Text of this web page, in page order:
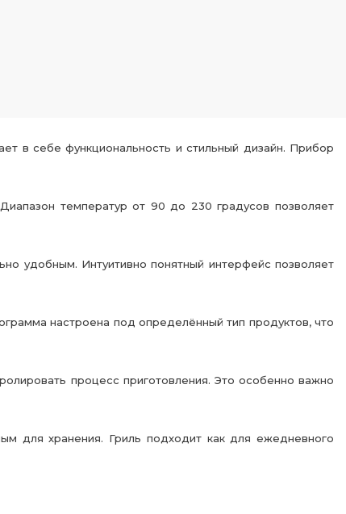
в себе функциональность и стильный дизайн. Прибор
температур от 90 до 230 градусов позволяет
удобным. Интуитивно понятный интерфейс позволяет
настроена под определённый тип продуктов, что
процесс приготовления. Это особенно важно
для хранения. Гриль подходит как для ежедневного